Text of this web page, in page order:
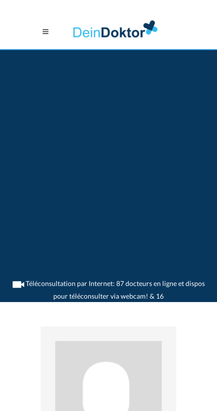
Téléconsultation par Internet: 87 docteurs en ligne et dispos
pour téléconsulter via webcam! & 16
>Gynécologues>Versoix>Dr. Claudine Bach